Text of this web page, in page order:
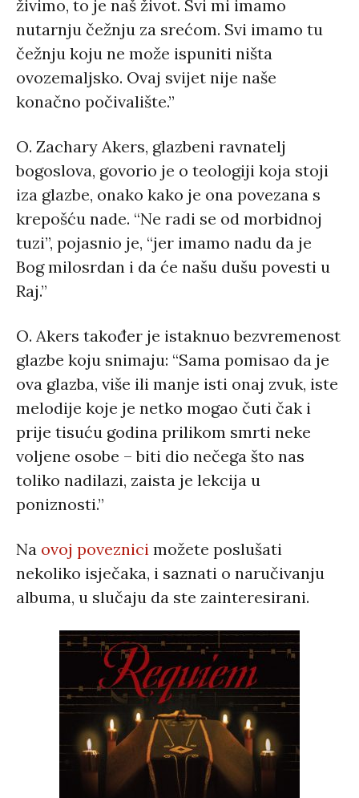
živimo, to je naš život. Svi mi imamo
nutarnju čežnju za srećom. Svi imamo tu
čežnju koju ne može ispuniti ništa
ovozemaljsko. Ovaj svijet nije naše
konačno počivalište.”
O. Zachary Akers, glazbeni ravnatelj
bogoslova, govorio je o teologiji koja stoji
iza glazbe, onako kako je ona povezana s
krepošću nade. “Ne radi se od morbidnoj
tuzi”, pojasnio je, “jer imamo nadu da je
Bog milosrdan i da će našu dušu povesti u
Raj.”
O. Akers također je istaknuo bezvremenost
glazbe koju snimaju: “Sama pomisao da je
ova glazba, više ili manje isti onaj zvuk, iste
melodije koje je netko mogao čuti čak i
prije tisuću godina prilikom smrti neke
voljene osobe – biti dio nečega što nas
toliko nadilazi, zaista je lekcija u
poniznosti.”
Na ovoj poveznici možete poslušati
nekoliko isječaka, i saznati o naručivanju
albuma, u slučaju da ste zainteresirani.